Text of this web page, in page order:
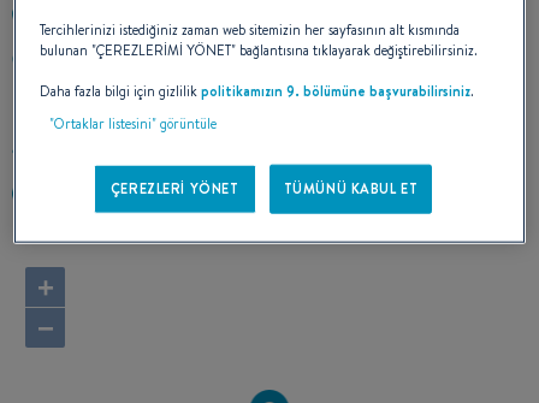
+49 89 746 749 44
Werner Heisenberg-Straße 8
85254 SULZEMOOS
https://masteryachting.com/
+
−
Tercihlerinizi istediğiniz zaman web sitemizin her sayfasının alt kısmında
bulunan "ÇEREZLERİMİ YÖNET" bağlantısına tıklayarak değiştirebilirsiniz.
Daha fazla bilgi için gizlilikpolitikamızın 9. bölümüne başvurabilirsiniz.
"Ortaklar listesini" görüntüle
ÇEREZLERİ YÖNET TÜMÜNÜ KABUL ET